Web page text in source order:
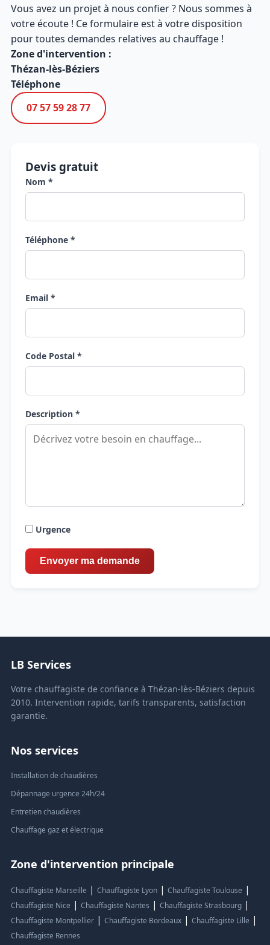
Vous avez un projet à nous confier ? Nous sommes à
votre écoute ! Ce formulaire est à votre disposition
pour toutes demandes relatives au chauffage !
Zone d'intervention :
Thézan-lès-Béziers
Téléphone
07 57 59 28 77
Devis gratuit
Nom *
Téléphone *
Email *
Code Postal *
Description *
Urgence
LB Services
Votre chauffagiste de confiance à Thézan-lès-Béziers depuis
2010. Intervention rapide, tarifs transparents, satisfaction
garantie.
Nos services
Installation de chaudières
Dépannage urgence 24h/24
Entretien chaudières
Chauffage gaz et électrique
Zone d'intervention principale
Chauffagiste Marseille | Chauffagiste Lyon| Chauffagiste Toulouse |
Chauffagiste Nice | Chauffagiste Nantes | Chauffagiste Strasbourg|
Chauffagiste Montpellier| Chauffagiste Bordeaux| Chauffagiste Lille |
Chauffagiste Rennes